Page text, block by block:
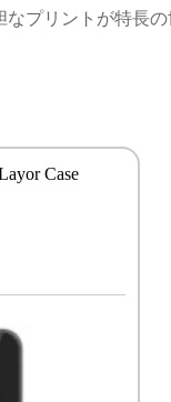
プリントが特長
Case